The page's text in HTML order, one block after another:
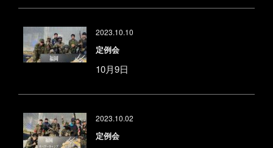
2023.10.10
定例会
10月9日
2023.10.02
定例会